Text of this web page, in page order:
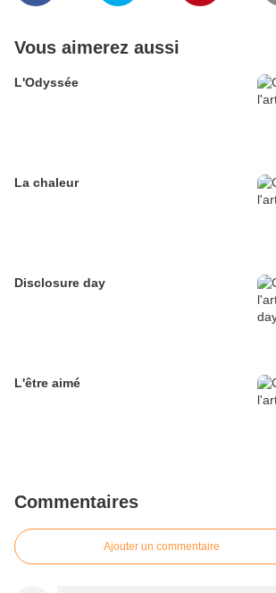
Vous aimerez aussi
L'Odyssée
La chaleur
Disclosure day
L'être aimé
Commentaires
Ajouter un commentaire